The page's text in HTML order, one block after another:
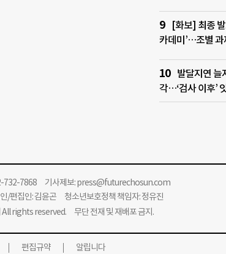
[화보] 최종
카데미’…조별 과
발달지연 늘
각…‘검사 이후’
732-7868 기사제보:press@futurechosun.com
/편집인: 김윤곤 청소년보호정책 책임자: 정유진
rights reserved. 무단 전재 및 재배포 금지.
편집규약 알립니다